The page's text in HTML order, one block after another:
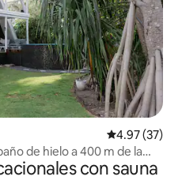
Calificación
4.97 (37)
de hielo a 400 m de la
con sauna